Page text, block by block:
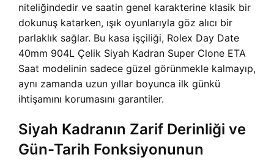
niteliğindedir ve saatin genel karakterine klasik bir
dokunuş katarken, ışık oyunlarıyla göz alıcı bir
parlaklık sağlar. Bu kasa işçiliği, Rolex Day Date
40mm 904L Çelik Siyah Kadran Super Clone ETA
Saat modelinin sadece güzel görünmekle kalmayıp,
aynı zamanda uzun yıllar boyunca ilk günkü
ihtişamını korumasını garantiler.
Siyah Kadranın Zarif Derinliği ve
Gün-Tarih Fonksiyonunun